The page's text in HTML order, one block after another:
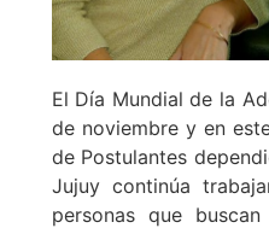
El Día Mundial de la
de noviembre y en
de Postulantes
Jujuy continúa
personas que